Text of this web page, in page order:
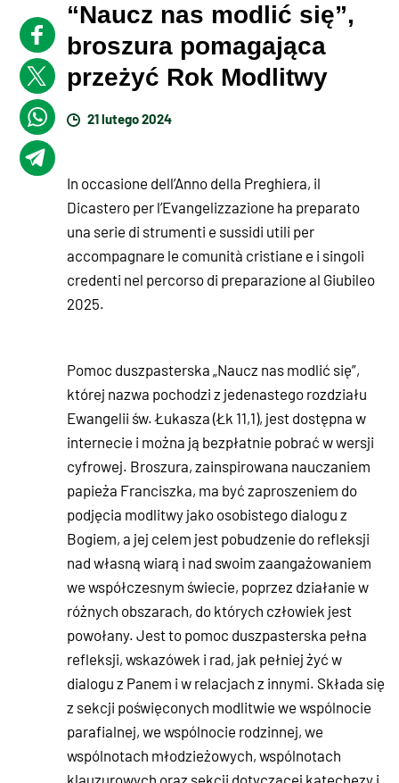
“Naucz nas modlić się”,
broszura pomagająca
przeżyć Rok Modlitwy
21 lutego 2024
In occasione dell’Anno della Preghiera, il
Dicastero per l’Evangelizzazione ha preparato
una serie di strumenti e sussidi utili per
accompagnare le comunità cristiane e i singoli
credenti nel percorso di preparazione al Giubileo
2025.
Pomoc duszpasterska „Naucz nas modlić się”,
której nazwa pochodzi z jedenastego rozdziału
Ewangelii św. Łukasza (Łk 11,1), jest dostępna w
internecie i można ją bezpłatnie pobrać w wersji
cyfrowej. Broszura, zainspirowana nauczaniem
papieża Franciszka, ma być zaproszeniem do
podjęcia modlitwy jako osobistego dialogu z
Bogiem, a jej celem jest pobudzenie do refleksji
nad własną wiarą i nad swoim zaangażowaniem
we współczesnym świecie, poprzez działanie w
różnych obszarach, do których człowiek jest
powołany. Jest to pomoc duszpasterska pełna
refleksji, wskazówek i rad, jak pełniej żyć w
dialogu z Panem i w relacjach z innymi. Składa się
z sekcji poświęconych modlitwie we wspólnocie
parafialnej, we wspólnocie rodzinnej, we
wspólnotach młodzieżowych, wspólnotach